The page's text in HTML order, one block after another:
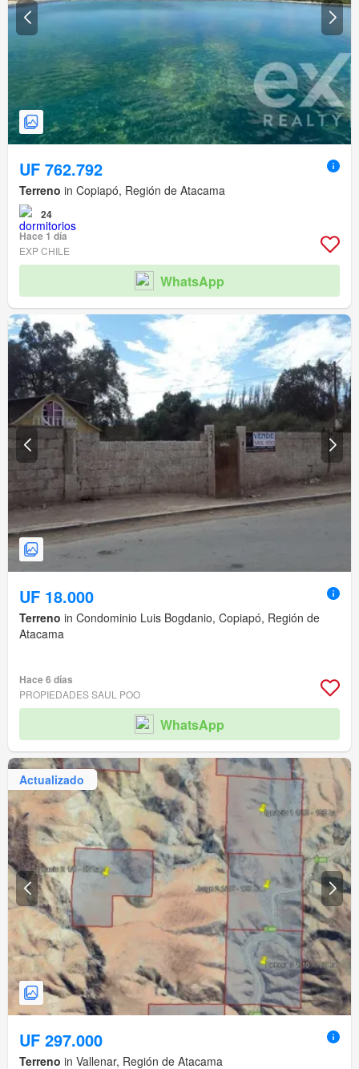
UF 762.792
Terreno in Copiapó, Región de Atacama
24
Hace 1 día
EXP CHILE
WhatsApp
UF 18.000
Terreno in Condominio Luis Bogdanio, Copiapó, Región de
Atacama
Hace 6 días
PROPIEDADES SAUL POO
WhatsApp
Actualizado
UF 297.000
Terreno in Vallenar, Región de Atacama